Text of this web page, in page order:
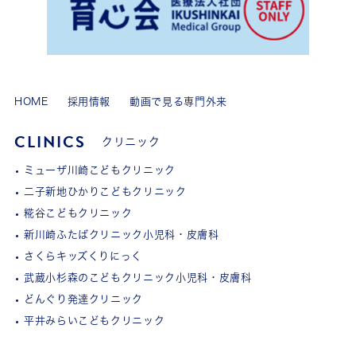
HOME 採用情報 動画で見る専門外来
CLINICS クリニック
ミューザ川崎こどもクリニック
二子新地ひかりこどもクリニック
糀谷こどもクリニック
新川崎ふたばクリニック小児科・皮膚科
さくらキッズくりにっく
武蔵小杉森のこどもクリニック小児科・皮膚科
どんぐり発達クリニック
平井みらいこどもクリニック